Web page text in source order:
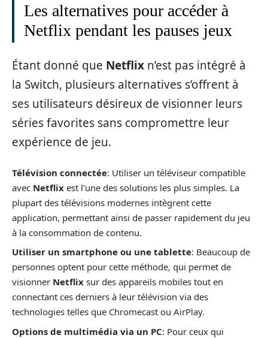
Les alternatives pour accéder à
Netflix pendant les pauses jeux
Étant donné que Netflix n’est pas intégré à
la Switch, plusieurs alternatives s’offrent à
ses utilisateurs désireux de visionner leurs
séries favorites sans compromettre leur
expérience de jeu.
Télévision connectée: Utiliser un téléviseur compatible
avec Netflix est l’une des solutions les plus simples. La
plupart des télévisions modernes intègrent cette
application, permettant ainsi de passer rapidement du jeu
à la consommation de contenu.
Utiliser un smartphone ou une tablette: Beaucoup de
personnes optent pour cette méthode, qui permet de
visionner Netflix sur des appareils mobiles tout en
connectant ces derniers à leur télévision via des
technologies telles que Chromecast ou AirPlay.
Options de multimédia via un PC: Pour ceux qui